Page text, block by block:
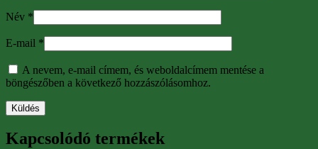
Név *
E-mail *
A nevem, e-mail címem, és weboldalcímem mentése a
böngészőben a következő hozzászólásomhoz.
Kapcsolódó termékek